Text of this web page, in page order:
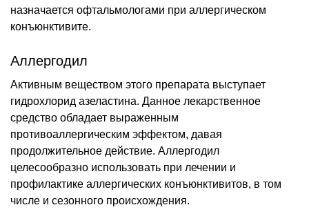
назначается офтальмологами при аллергическом
конъюнктивите.
Аллергодил
Активным веществом этого препарата выступает
гидрохлорид азеластина. Данное лекарственное
средство обладает выраженным
противоаллергическим эффектом, давая
продолжительное действие. Аллергодил
целесообразно использовать при лечении и
профилактике аллергических конъюнктивитов, в том
числе и сезонного происхождения.